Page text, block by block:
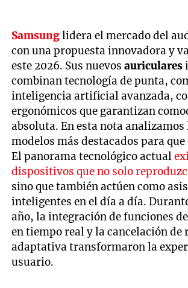
Samsunglidera el mercado del
con una propuesta innovadora y
este 2026. Sus nuevosauriculares
combinan tecnología de punta,
inteligencia artificial avanzada,
ergonómicos que garantizan
absoluta. En esta nota analizamos
modelos más destacados para
El panorama tecnológico actual
dispositivos que no solo
sino que también actúen como
inteligentes en el día a día.
año, la integración de funciones
en tiempo real y la cancelación de
adaptativa transformaron la
usuario.